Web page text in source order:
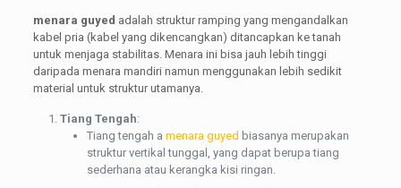
menara guyed adalah struktur ramping yang mengandalkan
kabel pria (kabel yang dikencangkan) ditancapkan ke tanah
untuk menjaga stabilitas. Menara ini bisa jauh lebih tinggi
daripada menara mandiri namun menggunakan lebih sedikit
material untuk struktur utamanya.
Tiang Tengah:
Tiang tengah a menara guyed biasanya merupakan
struktur vertikal tunggal, yang dapat berupa tiang
sederhana atau kerangka kisi ringan.